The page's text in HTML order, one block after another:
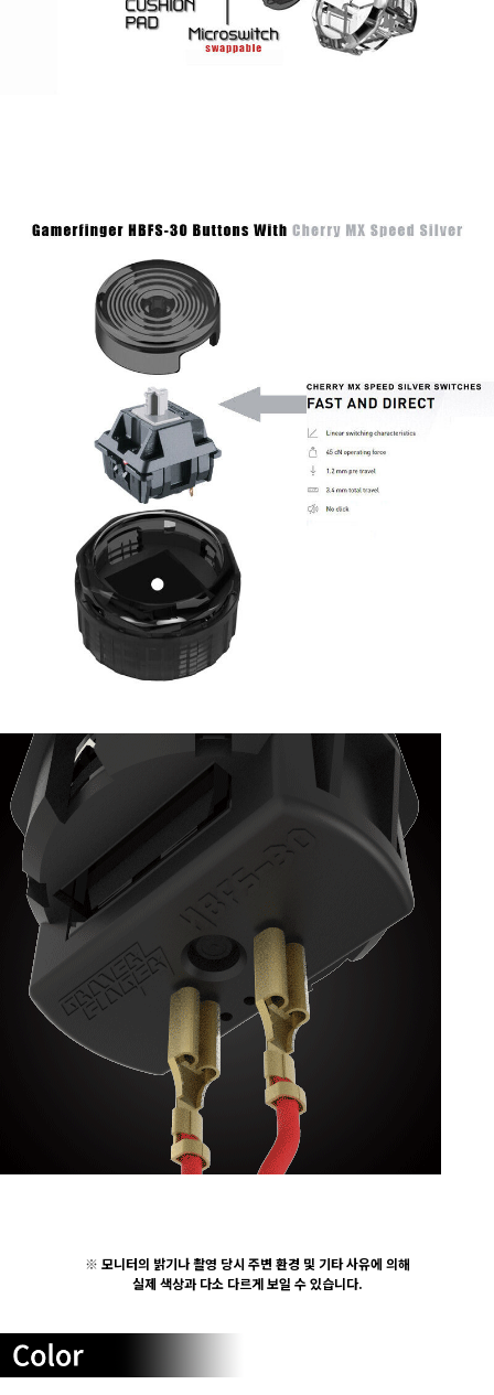
※ 모니터의 밝기나 촬영 당시 주변 환경 및 기타 사유에 의해
실제 색상과 다소 다르게 보일 수 있습니다.